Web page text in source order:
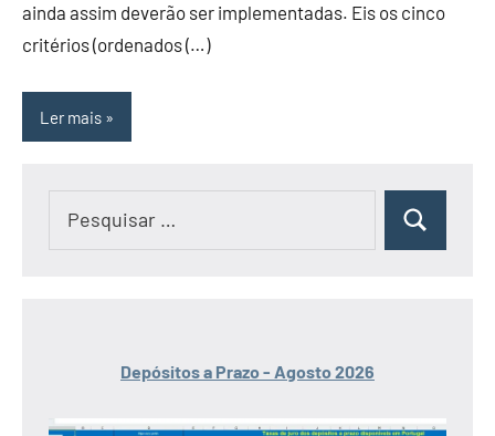
ainda assim deverão ser implementadas. Eis os cinco
critérios (ordenados (…)
Ler mais
Pesquisar
Depósitos a Prazo - Agosto 2026